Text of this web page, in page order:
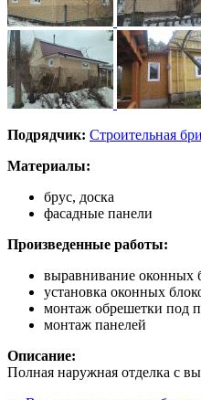
Подрядчик: Строительная
Материалы:
брус, доска
фасадные панели
Произведенные работы:
выравнивание оконных
установка оконных
монтаж обрешетки под
монтаж панелей
Описание:
Полная наружная отделка с